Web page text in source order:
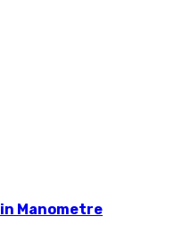
Manometre